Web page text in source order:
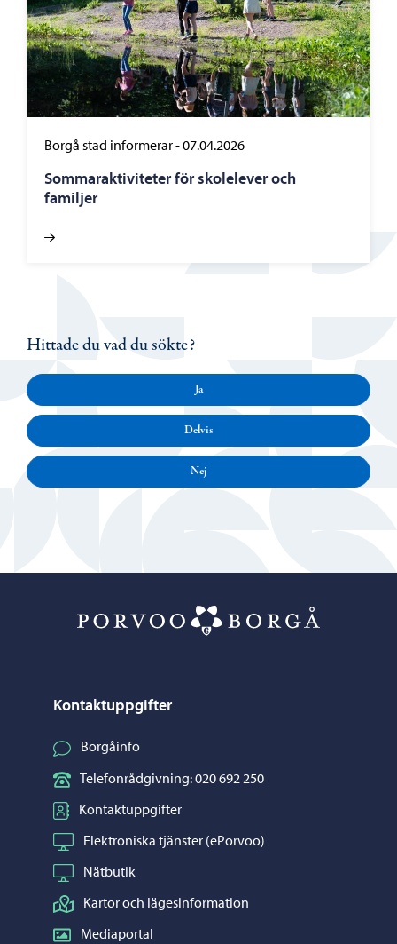
Borgå stad informerar-07.04.2026
Sommaraktiviteter för skolelever och
familjer
Hittade du vad du sökte?
Ja
Delvis
Nej
Kontaktuppgifter
Borgåinfo
Telefonrådgivning: 020 692 250
Kontaktuppgifter
Elektroniska tjänster (ePorvoo)
Nätbutik
Kartor och lägesinformation
Mediaportal